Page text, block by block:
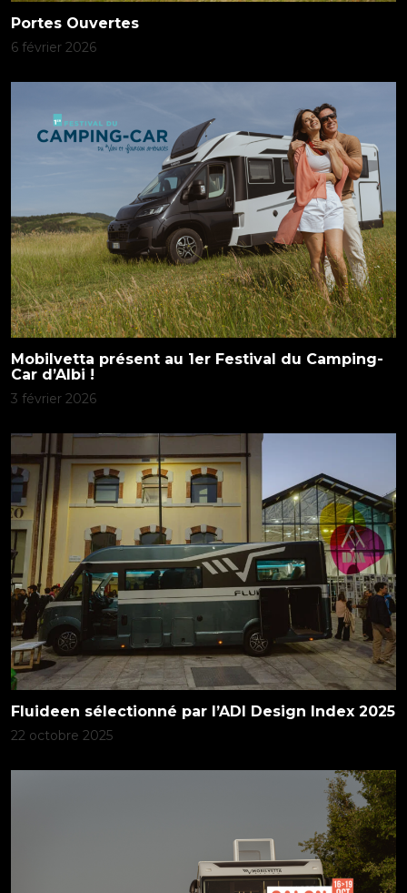
Portes Ouvertes
6 février 2026
Mobilvetta présent au 1er Festival du Camping-
Car d’Albi !
3 février 2026
Fluideen sélectionné par l’ADI Design Index 2025
22 octobre 2025